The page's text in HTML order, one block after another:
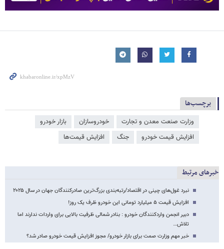
برچسب‌ها
وزارت صنعت معدن و تجارت خودروسازان
بازار خودرو
افزایش قیمت خودرو
جنگ افزایش قیمت‌ها
خبرهای مرتبط
نبرد غول‌های چینی در اقتصاد/رتبه‌بندی بزرگ‌ترین صادرکنندگان جهان در سال ۲۰۲۵
افزایش قیمت ۵ میلیارد تومانی این خودرو ظرف یک روز!
دبیر انجمن واردکنندگان خودرو : بنادر شمالی ظرفیت بالایی برای واردات ندارند اما
تلاش…
خبر مهم وزارت صمت برای بازار خودرو/ مجوز افزایش قیمت خودرو صادر شد؟